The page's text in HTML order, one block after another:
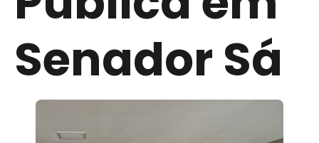
Senador Sá